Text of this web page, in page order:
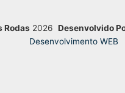
Rodas2026 Desenvolvido
Desenvolvimento WEB